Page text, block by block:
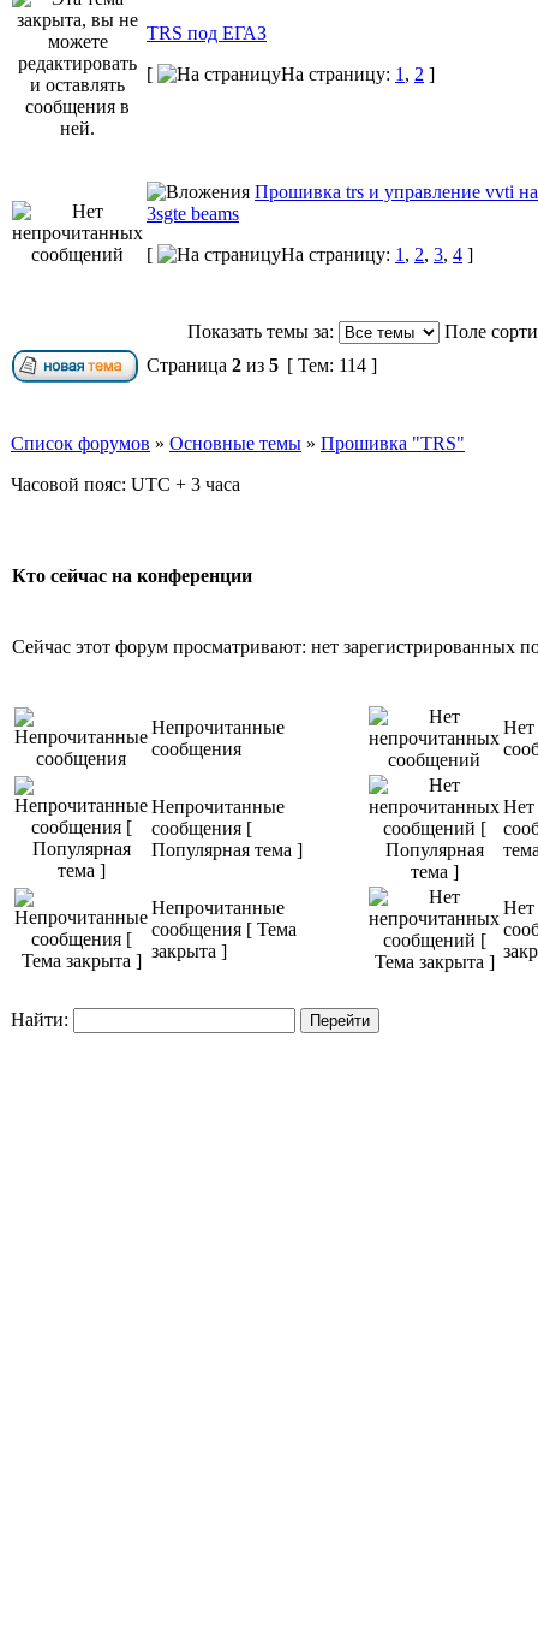
TRS под ЕГАЗ
[
На страницу: 1 , 2 ]
Прошивка trs и управление vvti
3sgte beams
[
На страницу: 1 , 2, 3, 4 ]
Показать темы за:
Поле
Страница 2 из 5 [ Тем: 114 ]
Список форумов » Основные темы » Прошивка "TRS"
Часовой пояс: UTC + 3 часа
Кто сейчас на конференции
Сейчас этот форум просматривают: нет зарегистрированных
Непрочитанные
сообщения
Нет
Непрочитанные
сообщения [
Популярная тема ]
Нет
Непрочитанные
сообщения [ Тема
закрыта ]
Нет
Найти: